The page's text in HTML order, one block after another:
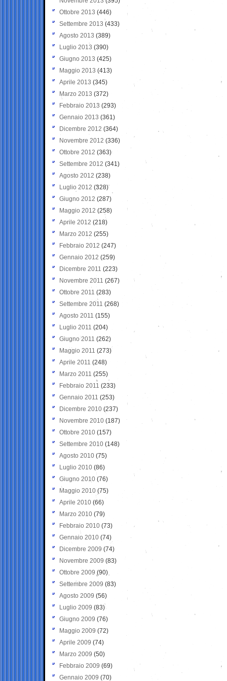
Ottobre 2013 (446)
Settembre 2013 (433)
Agosto 2013 (389)
Luglio 2013 (390)
Giugno 2013 (425)
Maggio 2013 (413)
Aprile 2013 (345)
Marzo 2013 (372)
Febbraio 2013 (293)
Gennaio 2013 (361)
Dicembre 2012 (364)
Novembre 2012 (336)
Ottobre 2012 (363)
Settembre 2012 (341)
Agosto 2012 (238)
Luglio 2012 (328)
Giugno 2012 (287)
Maggio 2012 (258)
Aprile 2012 (218)
Marzo 2012 (255)
Febbraio 2012 (247)
Gennaio 2012 (259)
Dicembre 2011 (223)
Novembre 2011 (267)
Ottobre 2011 (283)
Settembre 2011 (268)
Agosto 2011 (155)
Luglio 2011 (204)
Giugno 2011 (262)
Maggio 2011 (273)
Aprile 2011 (248)
Marzo 2011 (255)
Febbraio 2011 (233)
Gennaio 2011 (253)
Dicembre 2010 (237)
Novembre 2010 (187)
Ottobre 2010 (157)
Settembre 2010 (148)
Agosto 2010 (75)
Luglio 2010 (86)
Giugno 2010 (76)
Maggio 2010 (75)
Aprile 2010 (66)
Marzo 2010 (79)
Febbraio 2010 (73)
Gennaio 2010 (74)
Dicembre 2009 (74)
Novembre 2009 (83)
Ottobre 2009 (90)
Settembre 2009 (83)
Agosto 2009 (56)
Luglio 2009 (83)
Giugno 2009 (76)
Maggio 2009 (72)
Aprile 2009 (74)
Marzo 2009 (50)
Febbraio 2009 (69)
Gennaio 2009 (70)